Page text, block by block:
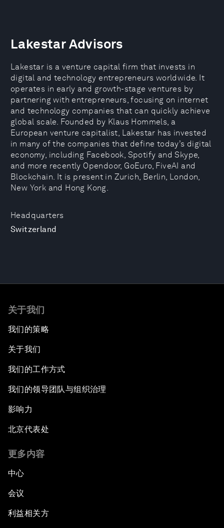
Headquarters
Switzerland
Lakestar Advisors
Lakestar is a venture capital firm that invests in
digital and technology entrepreneurs worldwide. It
operates in early and growth-stage ventures by
partnering with entrepreneurs, focusing on internet
and technology companies that can quickly achieve
global scale. Founded by Klaus Hommels, a
European venture capitalist, Lakestar has invested
in many of the companies that define today’s digital
economy, including Facebook, Spotify and Skype,
and more recently Opendoor, GoEuro, FiveAI and
Blockchain. It is present in Zurich, Berlin, London,
New York and Hong Kong.
关于我们
我们的策略
关于我们
我们的工作方式
我们的领导团队与组织治理
影响力
北京代表处
更多内容
中心
会议
利益相关方